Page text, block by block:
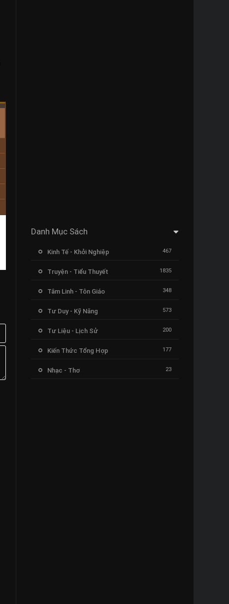
Danh Mục Sách
Kinh Tế - Khởi Nghiệp 467
Truyện - Tiểu Thuyết 1835
Tâm Linh - Tôn Giáo 348
Tư Duy - Kỹ Năng 573
Tư Liệu - Lịch Sử 200
Kiến Thức Tổng Hợp 177
Nhạc - Thơ 23